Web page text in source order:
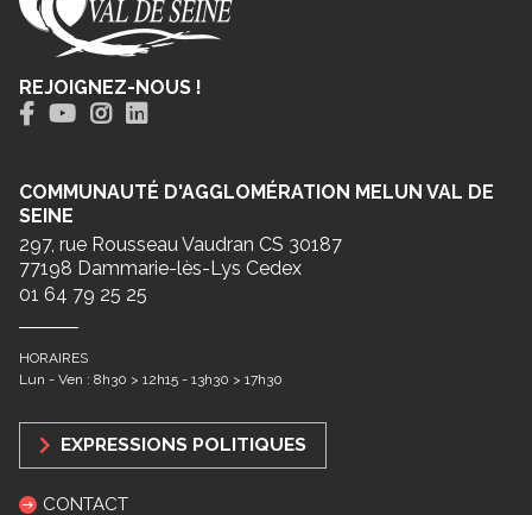
REJOIGNEZ-NOUS !
COMMUNAUTÉ D'AGGLOMÉRATION MELUN VAL DE
SEINE
297, rue Rousseau Vaudran CS 30187
77198 Dammarie-lès-Lys Cedex
01 64 79 25 25
HORAIRES
Lun - Ven : 8h30 > 12h15 - 13h30 > 17h30
EXPRESSIONS POLITIQUES
CONTACT